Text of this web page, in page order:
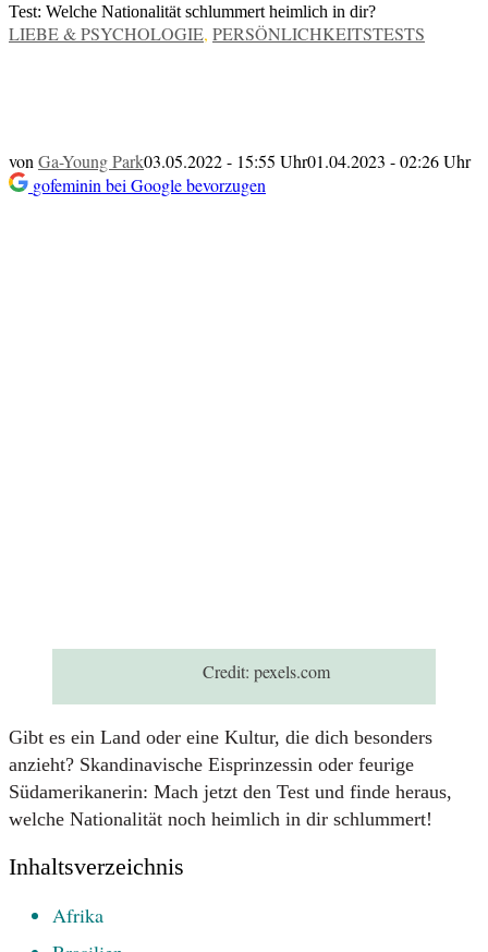
Test: Welche Nationalität schlummert heimlich in dir?
VERÖFFENTLICHT
LIEBE & PSYCHOLOGIE, PERSÖNLICHKEITSTESTS
von Ga-Young Park03.05.2022 - 15:55 Uhr01.04.2023 - 02:26 Uhr
gofeminin bei Google bevorzugen
Credit: pexels.com
Gibt es ein Land oder eine Kultur, die dich besonders
anzieht? Skandinavische Eisprinzessin oder feurige
Südamerikanerin: Mach jetzt den Test und finde heraus,
welche Nationalität noch heimlich in dir schlummert!
Inhaltsverzeichnis
Afrika